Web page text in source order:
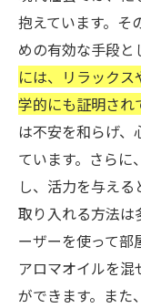
抱えています。そ
めの有効な手段と
には、リラック
学的にも証明され
は不安を和らげ
ています。さらに
し、活力を与え
取り入れる方法は
ーザーを使って部
アロマオイルを混
ができます。また